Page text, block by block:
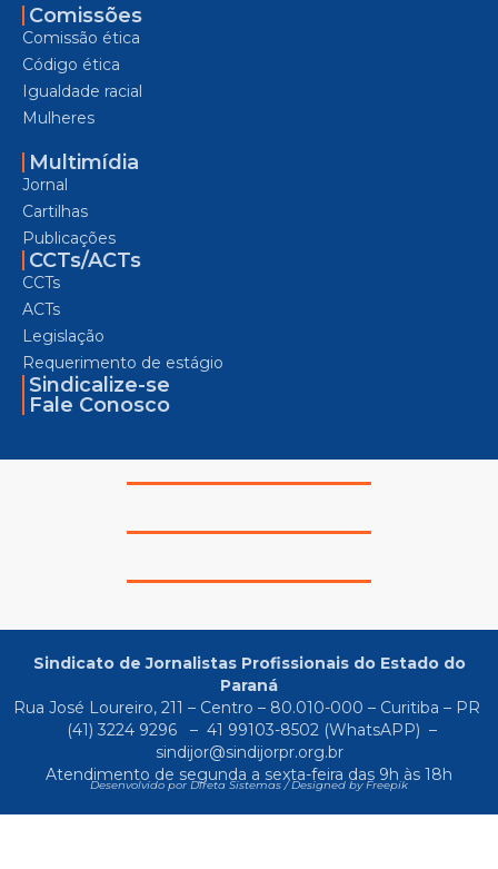
Comissões
Comissão ética
Código ética
Igualdade racial
Mulheres
Multimídia
Jornal
Cartilhas
Publicações
CCTs/ACTs
CCTs
ACTs
Legislação
Requerimento de estágio
Sindicalize-se
Fale Conosco
Sindicato de Jornalistas Profissionais do Estado do
Paraná
Rua José Loureiro, 211 – Centro – 80.010-000 – Curitiba – PR
(41) 3224 9296
– 41 99103-8502(WhatsAPP) –
sindijor@sindijorpr.org.br
Atendimento de segunda a sexta-feira das 9h às 18h
Desenvolvido por Direta Sistemas /Designed by Freepik